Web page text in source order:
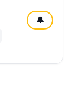
🔔